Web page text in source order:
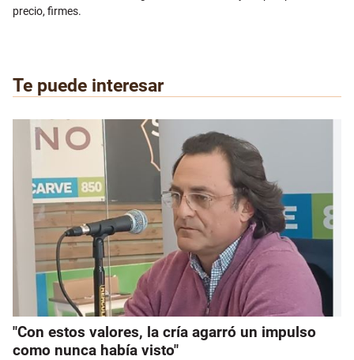
precio, firmes.
Te puede interesar
"Con estos valores, la cría agarró un impulso
como nunca había visto"